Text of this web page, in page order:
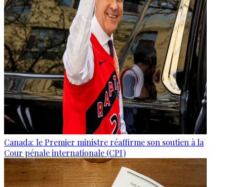
Canada: le Premier ministre réaffirme son soutien à la
Cour pénale internationale (CPI)